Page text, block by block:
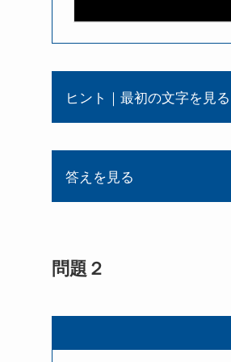
ヒント｜最初の文字を見る
答えを見る
問題２